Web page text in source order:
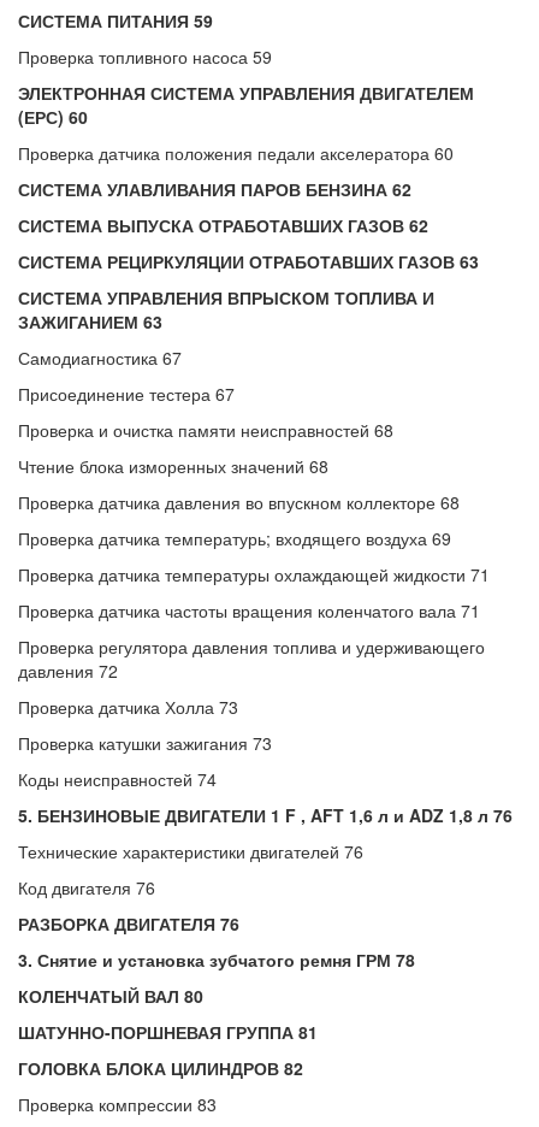
СИСТЕМА ПИТАНИЯ 59
Проверка топливного насоса 59
ЭЛЕКТРОННАЯ СИСТЕМА УПРАВЛЕНИЯ ДВИГАТЕЛЕМ
(ЕРС) 60
Проверка датчика положения педали акселератора 60
СИСТЕМА УЛАВЛИВАНИЯ ПАРОВ БЕНЗИНА 62
СИСТЕМА ВЫПУСКА ОТРАБОТАВШИХ ГАЗОВ 62
СИСТЕМА РЕЦИРКУЛЯЦИИ ОТРАБОТАВШИХ ГАЗОВ 63
СИСТЕМА УПРАВЛЕНИЯ ВПРЫСКОМ ТОПЛИВА И
ЗАЖИГАНИЕМ 63
Самодиагностика 67
Присоединение тестера 67
Проверка и очистка памяти неисправностей 68
Чтение блока изморенных значений 68
Проверка датчика давления во впускном коллекторе 68
Проверка датчика температурь; входящего воздуха 69
Проверка датчика температуры охлаждающей жидкости 71
Проверка датчика частоты вращения коленчатого вала 71
Проверка регулятора давления топлива и удерживающего
давления 72
Проверка датчика Холла 73
Проверка катушки зажигания 73
Коды неисправностей 74
5. БЕНЗИНОВЫЕ ДВИГАТЕЛИ 1 F , AFT 1,6 л и ADZ 1,8 л 76
Технические характеристики двигателей 76
Код двигателя 76
РАЗБОРКА ДВИГАТЕЛЯ 76
3. Снятие и установка зубчатого ремня ГРМ 78
КОЛЕНЧАТЫЙ ВАЛ 80
ШАТУННО-ПОРШНЕВАЯ ГРУППА 81
ГОЛОВКА БЛОКА ЦИЛИНДРОВ 82
Проверка компрессии 83